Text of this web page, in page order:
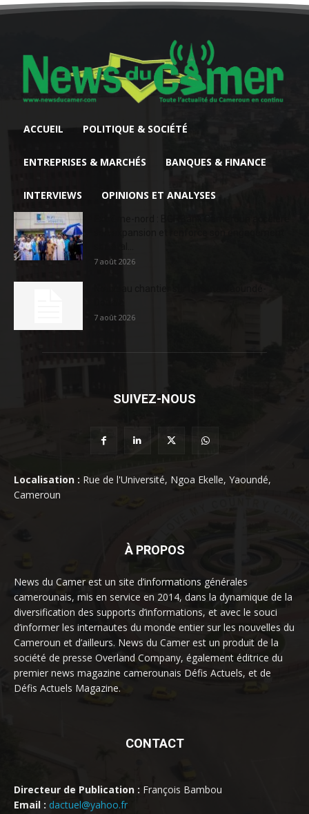
ACCUEIL POLITIQUE & SOCIÉTÉ
ENTREPRISES & MARCHÉS BANQUES & FINANCE
INTERVIEWS OPINIONS ET ANALYSES
7 août 2026
7 août 2026
SUIVEZ-NOUS
Localisation : Rue de l'Université, Ngoa Ekelle, Yaoundé,
Cameroun
À PROPOS
News du Camer est un site d’informations générales
camerounais, mis en service en 2014, dans la dynamique de la
diversification des supports d’informations, et avec le souci
d’informer les internautes du monde entier sur les nouvelles du
Cameroun et d’ailleurs. News du Camer est un produit de la
société de presse Overland Company, également éditrice du
premier news magazine camerounais Défis Actuels, et de
Défis Actuels Magazine.
CONTACT
Directeur de Publication : François Bambou
Email : dactuel@yahoo.fr